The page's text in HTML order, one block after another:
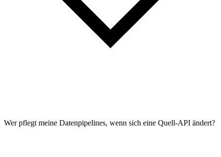
Wer pflegt meine Datenpipelines, wenn sich eine Quell-API ändert?